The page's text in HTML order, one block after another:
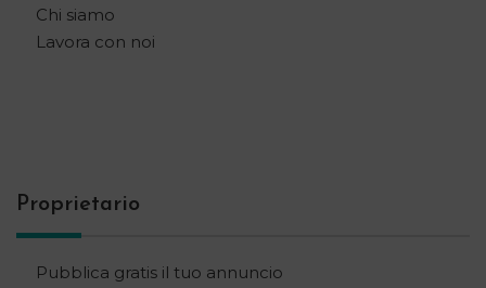
Chi siamo
Lavora con noi
Proprietario
Pubblica gratis il tuo annuncio